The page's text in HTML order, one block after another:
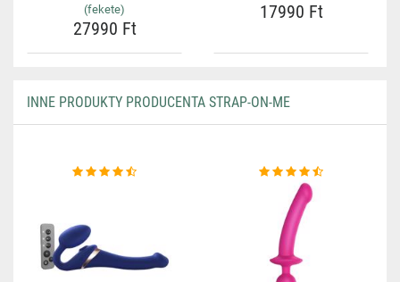
(fekete)
27990 Ft
17990 Ft
INNE PRODUKTY PRODUCENTA STRAP-ON-ME